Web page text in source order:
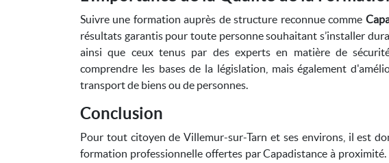
Suivre une formation auprès de structure reconnue comme
résultats garantis pour toute personne souhaitant s’installer
ainsi que ceux tenus par des experts en matière de
comprendre les bases de la législation, mais également
transport de biens ou de personnes.
Conclusion
Pour tout citoyen de Villemur-sur-Tarn et ses environs, il est
formation professionnelle offertes par Capadistance à proximité.